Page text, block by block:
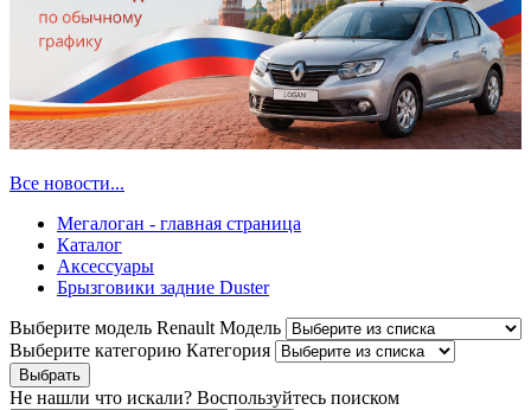
Все новости...
Мегалоган - главная страница
Каталог
Аксессуары
Брызговики задние Duster
Выберите модель Renault Модель
Выберите категорию Категория
Не нашли что искали? Воспользуйтесь поиском